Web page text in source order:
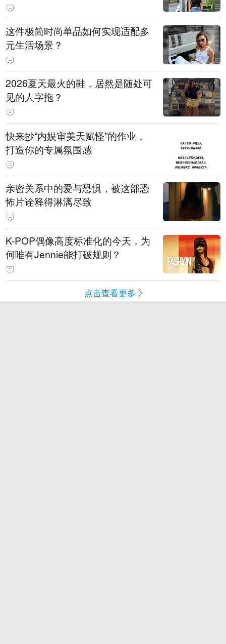
这件极简时尚单品如何实现适配多
元生活场景？
2026夏天最火的鞋，居然是随处可
见的人字拖？
快来抄“内娱审美天赋怪”的作业，
打造你的专属氛围感
亲密关系中的爱与恐惧，被这部恐
怖片诠释得淋漓尽致
K-POP偶像高度标准化的今天，为
何唯有Jennie能打破规则？
点击查看更多